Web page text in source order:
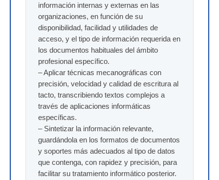
información internas y externas en las
organizaciones, en función de su
disponibilidad, facilidad y utilidades de
acceso, y el tipo de información requerida en
los documentos habituales del ámbito
profesional específico.
– Aplicar técnicas mecanográficas con
precisión, velocidad y calidad de escritura al
tacto, transcribiendo textos complejos a
través de aplicaciones informáticas
específicas.
– Sintetizar la información relevante,
guardándola en los formatos de documentos
y soportes más adecuados al tipo de datos
que contenga, con rapidez y precisión, para
facilitar su tratamiento informático posterior.